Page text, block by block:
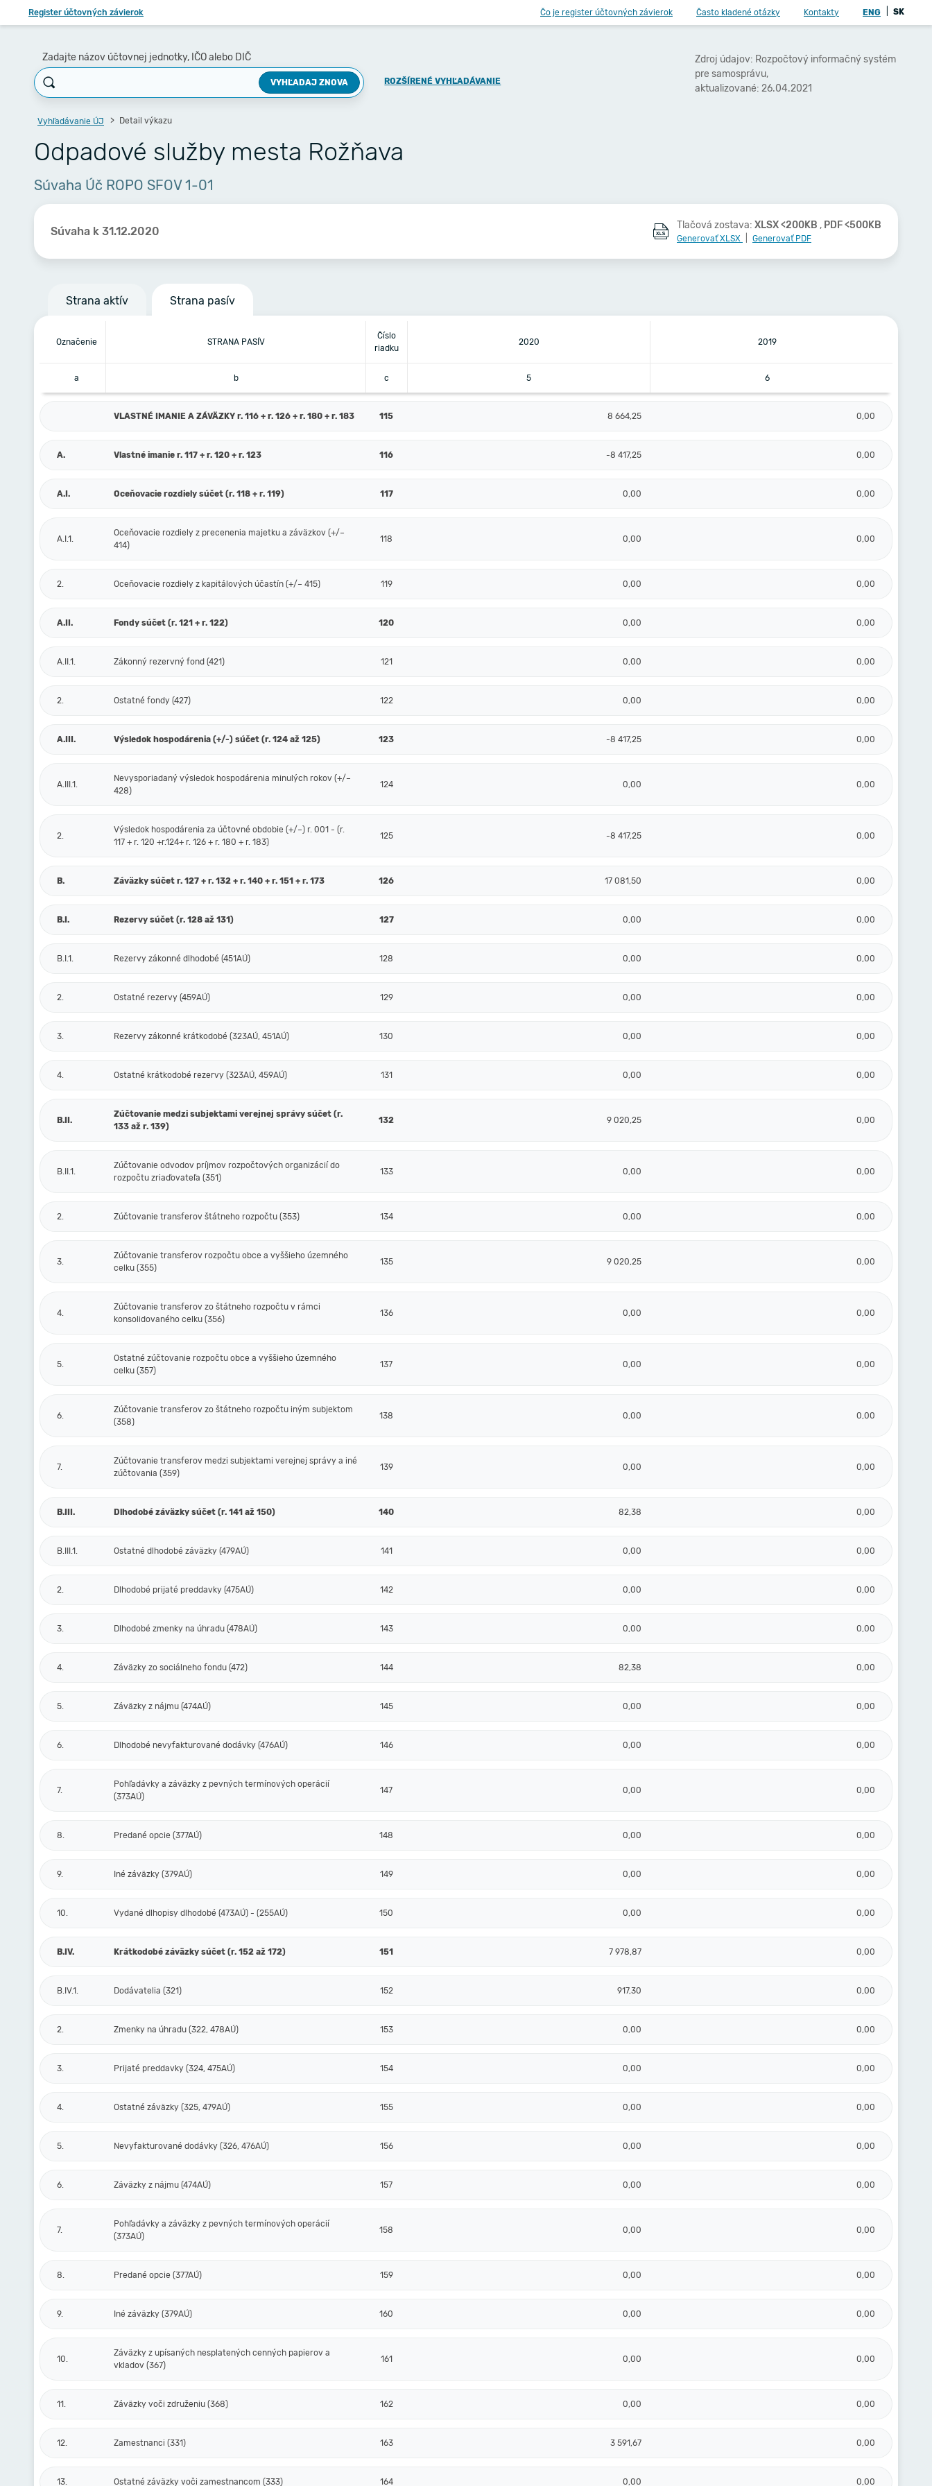
Register účtovných závierok Čo je register účtovných závierok Často kladené otázky Kontakty ENG SK
Zadajte názov účtovnej jednotky, IČO alebo DIČ
VYHĽADAJ ZNOVA ROZŠÍRENÉ VYHĽADÁVANIE
Zdroj údajov: Rozpočtový informačný systém
pre samosprávu,
aktualizované: 26.04.2021
Vyhľadávanie ÚJ Detail výkazu
Odpadové služby mesta Rožňava
Súvaha Úč ROPO SFOV 1-01
Súvaha k 31.12.2020 Tlačová zostava: XLSX <200KB , PDF <500KB
Generovať XLSX Generovať PDF
Strana aktív Strana pasív
Označenie STRANA PASÍV
Číslo
riadku
2020 2019
a b c 5 6
VLASTNÉ IMANIE A ZÁVÄZKY r. 116 + r. 126 + r. 180 + r. 183 115 8 664,25 0,00
A. Vlastné imanie r. 117 + r. 120 + r. 123 116 -8 417,25 0,00
A.I. Oceňovacie rozdiely súčet (r. 118 + r. 119) 117 0,00 0,00
A.I.1.
Oceňovacie rozdiely z precenenia majetku a záväzkov (+/–
414)
118 0,00 0,00
2. Oceňovacie rozdiely z kapitálových účastín (+/– 415) 119 0,00 0,00
A.II. Fondy súčet (r. 121 + r. 122) 120 0,00 0,00
A.II.1. Zákonný rezervný fond (421) 121 0,00 0,00
2. Ostatné fondy (427) 122 0,00 0,00
A.III. Výsledok hospodárenia (+/-) súčet (r. 124 až 125) 123 -8 417,25 0,00
A.III.1.
Nevysporiadaný výsledok hospodárenia minulých rokov (+/–
428)
124 0,00 0,00
2.
Výsledok hospodárenia za účtovné obdobie (+/–) r. 001 - (r.
117 + r. 120 +r.124+ r. 126 + r. 180 + r. 183)
125 -8 417,25 0,00
B. Záväzky súčet r. 127 + r. 132 + r. 140 + r. 151 + r. 173 126 17 081,50 0,00
B.I. Rezervy súčet (r. 128 až 131) 127 0,00 0,00
B.I.1. Rezervy zákonné dlhodobé (451AÚ) 128 0,00 0,00
2. Ostatné rezervy (459AÚ) 129 0,00 0,00
3. Rezervy zákonné krátkodobé (323AÚ, 451AÚ) 130 0,00 0,00
4. Ostatné krátkodobé rezervy (323AÚ, 459AÚ) 131 0,00 0,00
B.II.
Zúčtovanie medzi subjektami verejnej správy súčet (r.
133 až r. 139)
132 9 020,25 0,00
B.II.1.
Zúčtovanie odvodov príjmov rozpočtových organizácií do
rozpočtu zriaďovateľa (351)
133 0,00 0,00
2. Zúčtovanie transferov štátneho rozpočtu (353) 134 0,00 0,00
3.
Zúčtovanie transferov rozpočtu obce a vyššieho územného
celku (355)
135 9 020,25 0,00
4.
Zúčtovanie transferov zo štátneho rozpočtu v rámci
konsolidovaného celku (356)
136 0,00 0,00
5.
Ostatné zúčtovanie rozpočtu obce a vyššieho územného
celku (357)
137 0,00 0,00
6.
Zúčtovanie transferov zo štátneho rozpočtu iným subjektom
(358)
138 0,00 0,00
7.
Zúčtovanie transferov medzi subjektami verejnej správy a iné
zúčtovania (359)
139 0,00 0,00
B.III. Dlhodobé záväzky súčet (r. 141 až 150) 140 82,38 0,00
B.III.1. Ostatné dlhodobé záväzky (479AÚ) 141 0,00 0,00
2. Dlhodobé prijaté preddavky (475AÚ) 142 0,00 0,00
3. Dlhodobé zmenky na úhradu (478AÚ) 143 0,00 0,00
4. Záväzky zo sociálneho fondu (472) 144 82,38 0,00
5. Záväzky z nájmu (474AÚ) 145 0,00 0,00
6. Dlhodobé nevyfakturované dodávky (476AÚ) 146 0,00 0,00
7.
Pohľadávky a záväzky z pevných termínových operácií
(373AÚ)
147 0,00 0,00
8. Predané opcie (377AÚ) 148 0,00 0,00
9. Iné záväzky (379AÚ) 149 0,00 0,00
10. Vydané dlhopisy dlhodobé (473AÚ) - (255AÚ) 150 0,00 0,00
B.IV. Krátkodobé záväzky súčet (r. 152 až 172) 151 7 978,87 0,00
B.IV.1. Dodávatelia (321) 152 917,30 0,00
2. Zmenky na úhradu (322, 478AÚ) 153 0,00 0,00
3. Prijaté preddavky (324, 475AÚ) 154 0,00 0,00
4. Ostatné záväzky (325, 479AÚ) 155 0,00 0,00
5. Nevyfakturované dodávky (326, 476AÚ) 156 0,00 0,00
6. Záväzky z nájmu (474AÚ) 157 0,00 0,00
7.
Pohľadávky a záväzky z pevných termínových operácií
(373AÚ)
158 0,00 0,00
8. Predané opcie (377AÚ) 159 0,00 0,00
9. Iné záväzky (379AÚ) 160 0,00 0,00
10.
Záväzky z upísaných nesplatených cenných papierov a
vkladov (367)
161 0,00 0,00
11. Záväzky voči združeniu (368) 162 0,00 0,00
12. Zamestnanci (331) 163 3 591,67 0,00
13. Ostatné záväzky voči zamestnancom (333) 164 0,00 0,00